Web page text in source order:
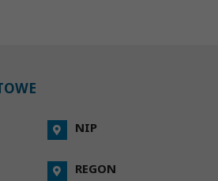
NIP
REGON